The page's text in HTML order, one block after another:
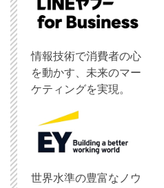
情報技術で消費者の心
を動かす、未来のマー
ケティングを実現。
世界水準の豊富なノウ